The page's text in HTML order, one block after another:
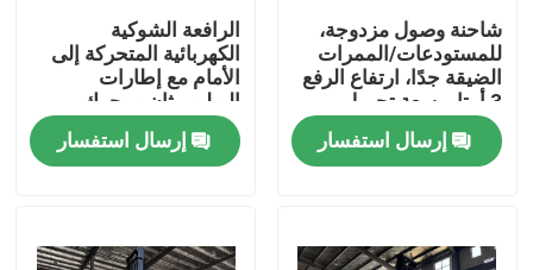
بيت
شاحنة وصول مزدوجة،
للمستودعات/الممرات
الضيقة جدًا، ارتفاع الرفع
3 أمتار، سعة تحميل
2000 كجم
إرسال استفسار
الرافعة الشوكية
الكهربائية المتحركة إلى
الأمام مع إطارات
البوليوريثان ومحرك
محرك التيار المتردد
إرسال استفسار